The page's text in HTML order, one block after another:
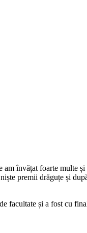
învățat foarte multe
premii drăguțe și
facultate și a fost cu